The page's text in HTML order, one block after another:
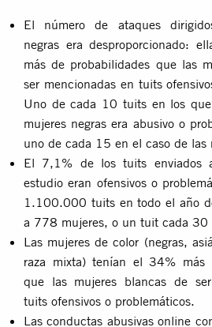
El número de ataques
negras era desproporcionado:
más de probabilidades que las
ser mencionadas en tuits
Uno de cada 10 tuits en los
mujeres negras era abusivo o
uno de cada 15 en el caso de las
El 7,1% de los tuits enviados
estudio eran ofensivos o
1.100.000 tuits en todo el año
a 778 mujeres, o un tuit cada 30
Las mujeres de color (negras,
raza mixta) tenían el 34% más
que las mujeres blancas de
tuits ofensivos o problemáticos.
Las conductas abusivas online